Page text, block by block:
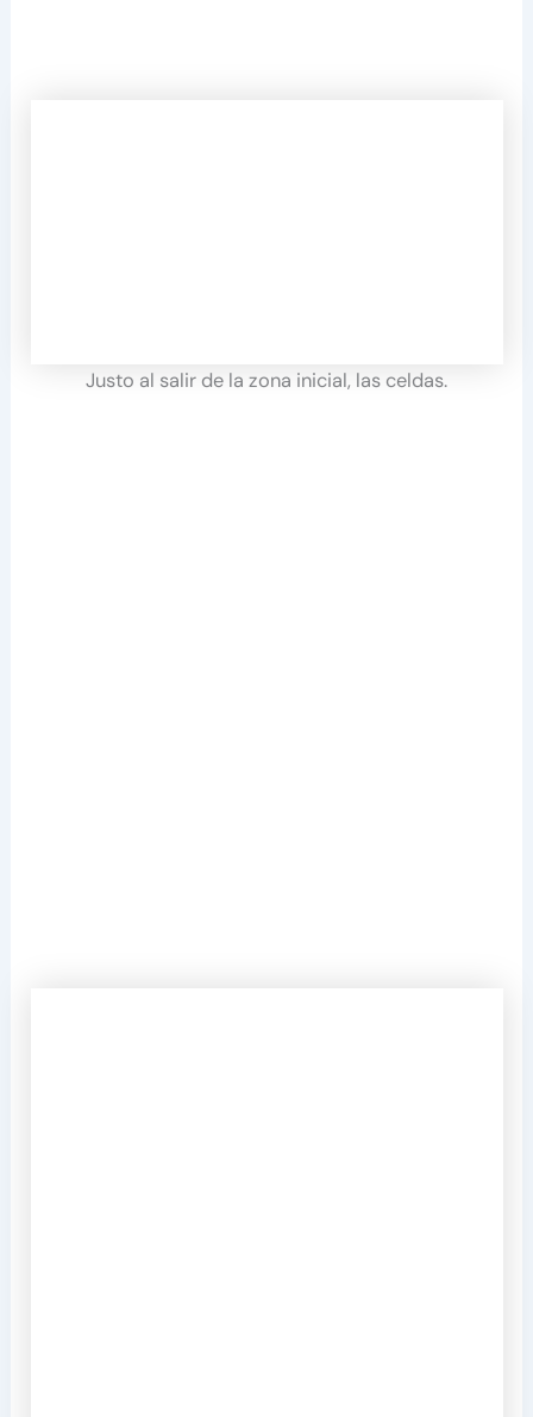
Justo al salir de la zona inicial, las celdas.